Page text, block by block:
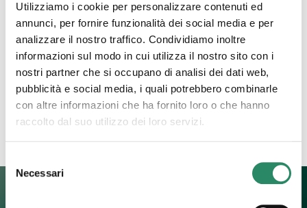
Utilizziamo i cookie per personalizzare contenuti ed
annunci, per fornire funzionalità dei social media e per
analizzare il nostro traffico. Condividiamo inoltre
informazioni sul modo in cui utilizza il nostro sito con i
nostri partner che si occupano di analisi dei dati web,
pubblicità e social media, i quali potrebbero combinarle
con altre informazioni che ha fornito loro o che hanno
raccolto dal suo utilizzo dei loro servizi.
delNecessari
La grande trasformatrice
Ci sono argomenti che spesso vengono tenuti a
distanza, che pur facendo parte della nostra
esistenza, tendiamo a rimuovere, a guardare solo
se in qualche modo[…]
Leggi tutto